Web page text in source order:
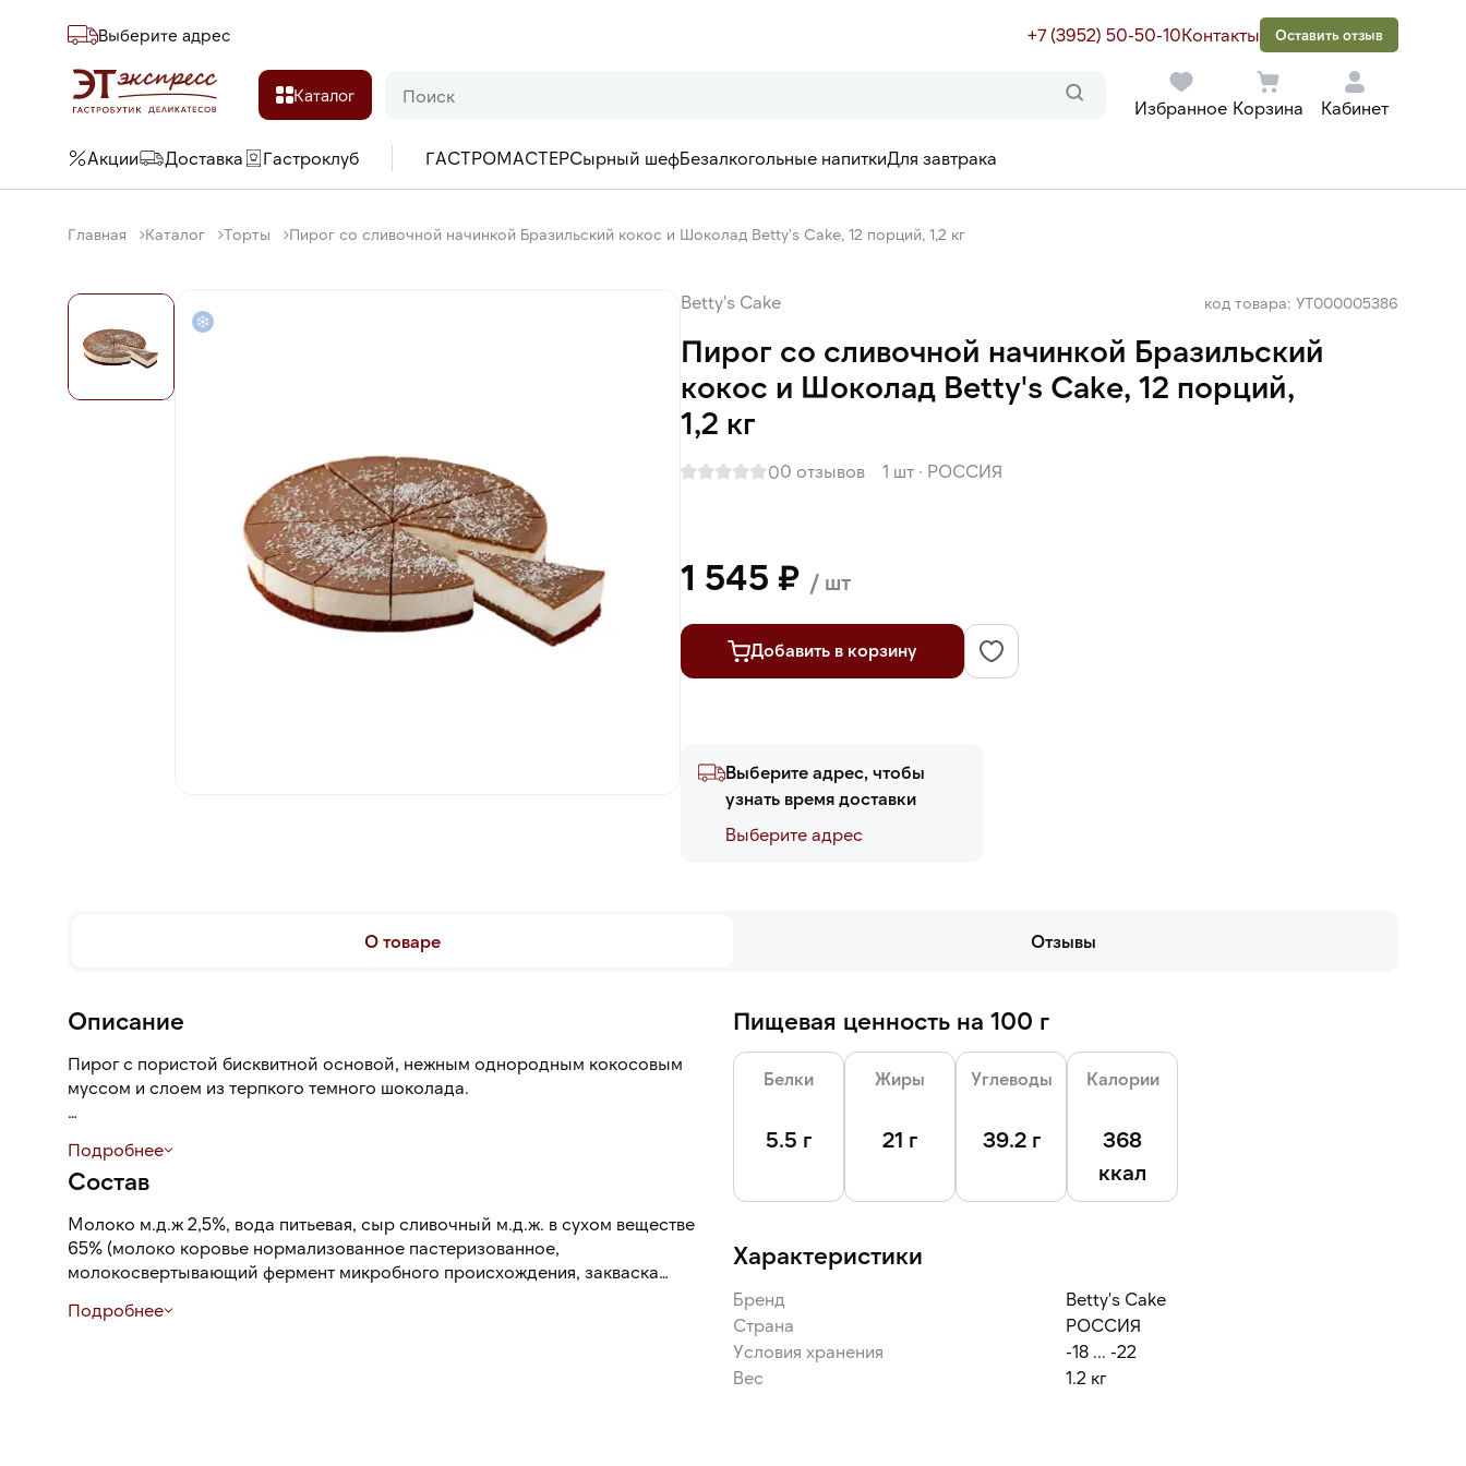
Выберите адреc +7 (3952) 50-50-10Контакты Оставить отзыв
Каталог
Избранное Корзина Кабинет
Акции Доставка Гастроклуб ГАСТРОМАСТЕРСырный шефБезалкогольные напиткиДля завтрака
Главная Каталог Торты Пирог со сливочной начинкой Бразильский кокос и Шоколад Betty's Cake, 12 порций, 1,2 кг
Betty's Cake код товара: УТ000005386
Пирог со сливочной начинкой Бразильский
кокос и Шоколад Betty's Cake, 12 порций,
1,2 кг
00 отзывов 1 шт · РОССИЯ
1 545 ₽ / шт
Добавить в корзину
Выберите адрес, чтобы
узнать время доставки
Выберите адреc
О товаре Отзывы
Описание
Пирог с пористой бисквитной основой, нежным однородным кокосовым
муссом и слоем из терпкого темного шоколада.
готов к употреблению и остается мягким, свежим, ароматным, сохраняет
презентабельный вид.
Подробнее
Состав
Молоко м.д.ж 2,5%, вода питьевая, сыр сливочный м.д.ж. в сухом веществе
65% (молоко коровье нормализованное пастеризованное,
молокосвертывающий фермент микробного происхождения, закваска
пищевая), крем на растительных маслах (вода питьевая, жир растительный,
Подробнее
Пищевая ценность на 100 г
Белки
5.5 г
Жиры
21 г
Углеводы
39.2 г
Калории
368
ккал
Характеристики
Бренд
Betty's Cake
Страна
РОССИЯ
Условия хранения
-18 ... -22
Вес
1.2 кг